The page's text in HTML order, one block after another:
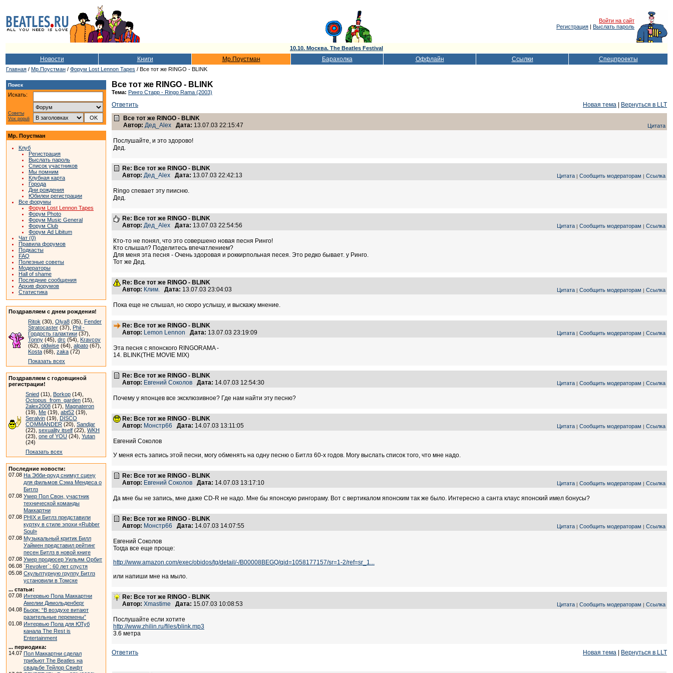
Войти на сайт
Регистрация | Выслать пароль
10.10. Москва. The Beatles Festival
Новости Книги Мр.Поустман Барахолка Оффлайн Ссылки Спецпроекты
Главная / Мр.Поустман / Форум Lost Lennon Tapes / Все тот же RINGO - BLINK
Поиск
Искать:
Советы
Vox populi
Мр. Поустман
Клуб
Регистрация
Выслать пароль
Список участников
Мы помним
Клубная карта
Города
Дни рождения
Юбилеи регистрации
Все форумы
Форум Lost Lennon Tapes
Форум Photo
Форум Music General
Форум Club
Форум Ad Libitum
Чат (0)
Правила форумов
Подкасты
FAQ
Полезные советы
Модераторы
Hall of shame
Последние сообщения
Архив форумов
Статистика
Поздравляем с днем рождения!
Ritok (30), Olya8 (35), Fender
Stratocaster (37), Phil -
Гордость галактики (37),
Tonny (45), drc (54), Kravcov
(62), oldwise (64), alpato (67),
Kosta (68), zaka (72)
Показать всех
Поздравляем с годовщиной
регистрации!
Snied (11), Borkop (14),
Octopus_from_garden (15),
2alex2008 (17), Magnateron
(19), Me (19), abt52 (19),
Seralvin (19), DISCO
COMMANDER (20), Sandjar
(22), sexuality itself (22), WKH
(23), one of YOU (24), Yutan
(24)
Показать всех
Последние новости:
07.08 На Эбби-роуд снимут сцену
для фильмов Сэма Мендеса о
Битлз
07.08 Умер Пол Свон, участник
технической команды
Маккартни
07.08 PHIX и Битлз представили
куртку в стиле эпохи «Rubber
Soul»
07.08 Музыкальный критик Билл
Уаймен представил рейтинг
песен Битлз в новой книге
07.08 Умер продюсер Уильям Орбит
06.08 `Revolver`: 60 лет спустя
05.08 Скульптурную группу Битлз
установили в Томске
... статьи:
07.08 Интервью Пола Маккартни
Амелии Димольденберг
04.08 Бьорк: “В воздухе витают
разительные перемены”
01.08 Интервью Пола для ЮТуб
канала The Rest is
Entertainment
... периодика:
14.07 Пол Маккартни сделал
трибьют The Beatles на
свадьбе Тейлор Свифт
Все тот же RINGO - BLINK
Тема: Ринго Старр - Ringo Rama (2003)
Ответить Новая тема
Вернуться в LLT
Все тот же RINGO - BLINK
Автор: Дед_Alex Дата: 13.07.03 22:15:47 Цитата
Послушайте, и это здорово!
Дед.
Re: Все тот же RINGO - BLINK
Автор: Дед_Alex Дата: 13.07.03 22:42:13 Цитата | Сообщить модераторам | Ссылка
Ringo спевает эту пиисню.
Дед.
Re: Все тот же RINGO - BLINK
Автор: Дед_Alex Дата: 13.07.03 22:54:56 Цитата | Сообщить модераторам | Ссылка
Кто-то не понял, что это совершено новая песня Ринго!
Кто слышал? Поделитесь впечатлением?
Для меня эта песня - Очень здоровая и роккирпольная песея. Это редко бывает. у Ринго.
Тот же Дед.
Re: Все тот же RINGO - BLINK
Автор: Клим. Дата: 13.07.03 23:04:03 Цитата | Сообщить модераторам | Ссылка
Пока еще не слышал, но скоро услышу, и выскажу мнение.
Re: Все тот же RINGO - BLINK
Автор: Lemon Lennon Дата: 13.07.03 23:19:09 Цитата | Сообщить модераторам | Ссылка
Эта песня с японского RINGORAMA -
14. BLINK(THE MOVIE MIX)
Re: Все тот же RINGO - BLINK
Автор: Евгений Соколов Дата: 14.07.03 12:54:30 Цитата | Сообщить модераторам | Ссылка
Почему у японцев все эксклюзивное? Где нам найти эту песню?
Re: Все тот же RINGO - BLINK
Автор: Монстр66 Дата: 14.07.03 13:11:05 Цитата | Сообщить модераторам | Ссылка
Евгений Соколов
У меня есть запись этой песни, могу обменять на одну песню о Битлз 60-х годов. Могу выслать список того, что мне надо.
Re: Все тот же RINGO - BLINK
Автор: Евгений Соколов Дата: 14.07.03 13:17:10 Цитата | Сообщить модераторам | Ссылка
Да мне бы не запись, мне даже CD-R не надо. Мне бы японскую рингораму. Вот с вертикалом японским так же было. Интересно а санта клаус японский имел бонусы?
Re: Все тот же RINGO - BLINK
Автор: Монстр66 Дата: 14.07.03 14:07:55 Цитата | Сообщить модераторам | Ссылка
Евгений Соколов
Тогда все еще проще:
http://www.amazon.com/exec/obidos/tg/detail/-/B00008BEGQ/qid=1058177157/sr=1-2/ref=sr_1...
или напиши мне на мыло.
Re: Все тот же RINGO - BLINK
Автор: Xmastime Дата: 15.07.03 10:08:53 Цитата | Сообщить модераторам | Ссылка
Послушайте если хотите
http://www.zhilin.ru/files/blink.mp3
3.6 метра
Ответить Новая тема Вернуться в LLT